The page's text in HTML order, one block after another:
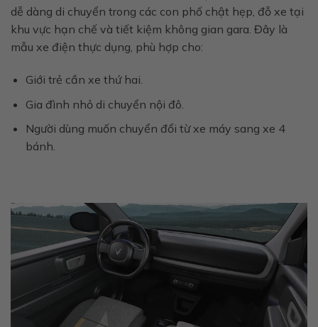
dễ dàng di chuyển trong các con phố chật hẹp, đỗ xe tại
khu vực hạn chế và tiết kiệm không gian gara. Đây là
mẫu xe điện thực dụng, phù hợp cho:
Giới trẻ cần xe thứ hai.
Gia đình nhỏ di chuyển nội đô.
Người dùng muốn chuyển đổi từ xe máy sang xe 4
bánh.